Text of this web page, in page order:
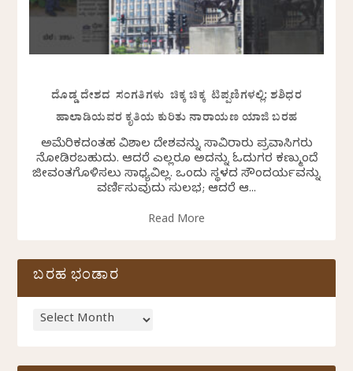
ದೊಡ್ಡ ದೇಶದ ಸಂಗತಿಗಳು ಚಿಕ್ಕ ಚಿಕ್ಕ ಟಿಪ್ಪಣಿಗಳಲ್ಲಿ: ಶಶಿಧರ
ಹಾಲಾಡಿಯವರ ಕೃತಿಯ ಕುರಿತು ನಾರಾಯಣ ಯಾಜಿ ಬರಹ
ಅಮೆರಿಕದಂತಹ ವಿಶಾಲ ದೇಶವನ್ನು ಸಾವಿರಾರು ಪ್ರವಾಸಿಗರು
ನೋಡಿರಬಹುದು. ಆದರೆ ಎಲ್ಲರೂ ಅದನ್ನು ಓದುಗರ ಕಣ್ಮುಂದೆ
ಜೀವಂತಗೊಳಿಸಲು ಸಾಧ್ಯವಿಲ್ಲ. ಒಂದು ಸ್ಥಳದ ಸೌಂದರ್ಯವನ್ನು
ವರ್ಣಿಸುವುದು ಸುಲಭ; ಆದರೆ ಆ...
Read More
ಬರಹ ಭಂಡಾರ